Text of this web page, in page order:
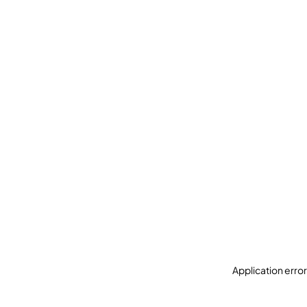
Application